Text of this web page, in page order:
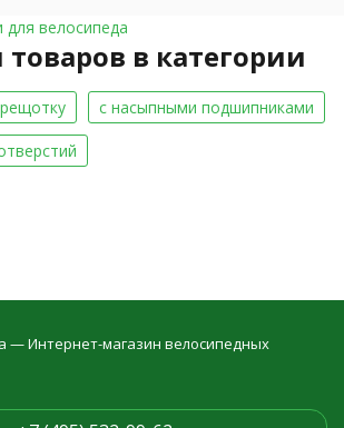
для велосипеда
в категории
с насыпными подшипниками
— Интернет-магазин велосипедных